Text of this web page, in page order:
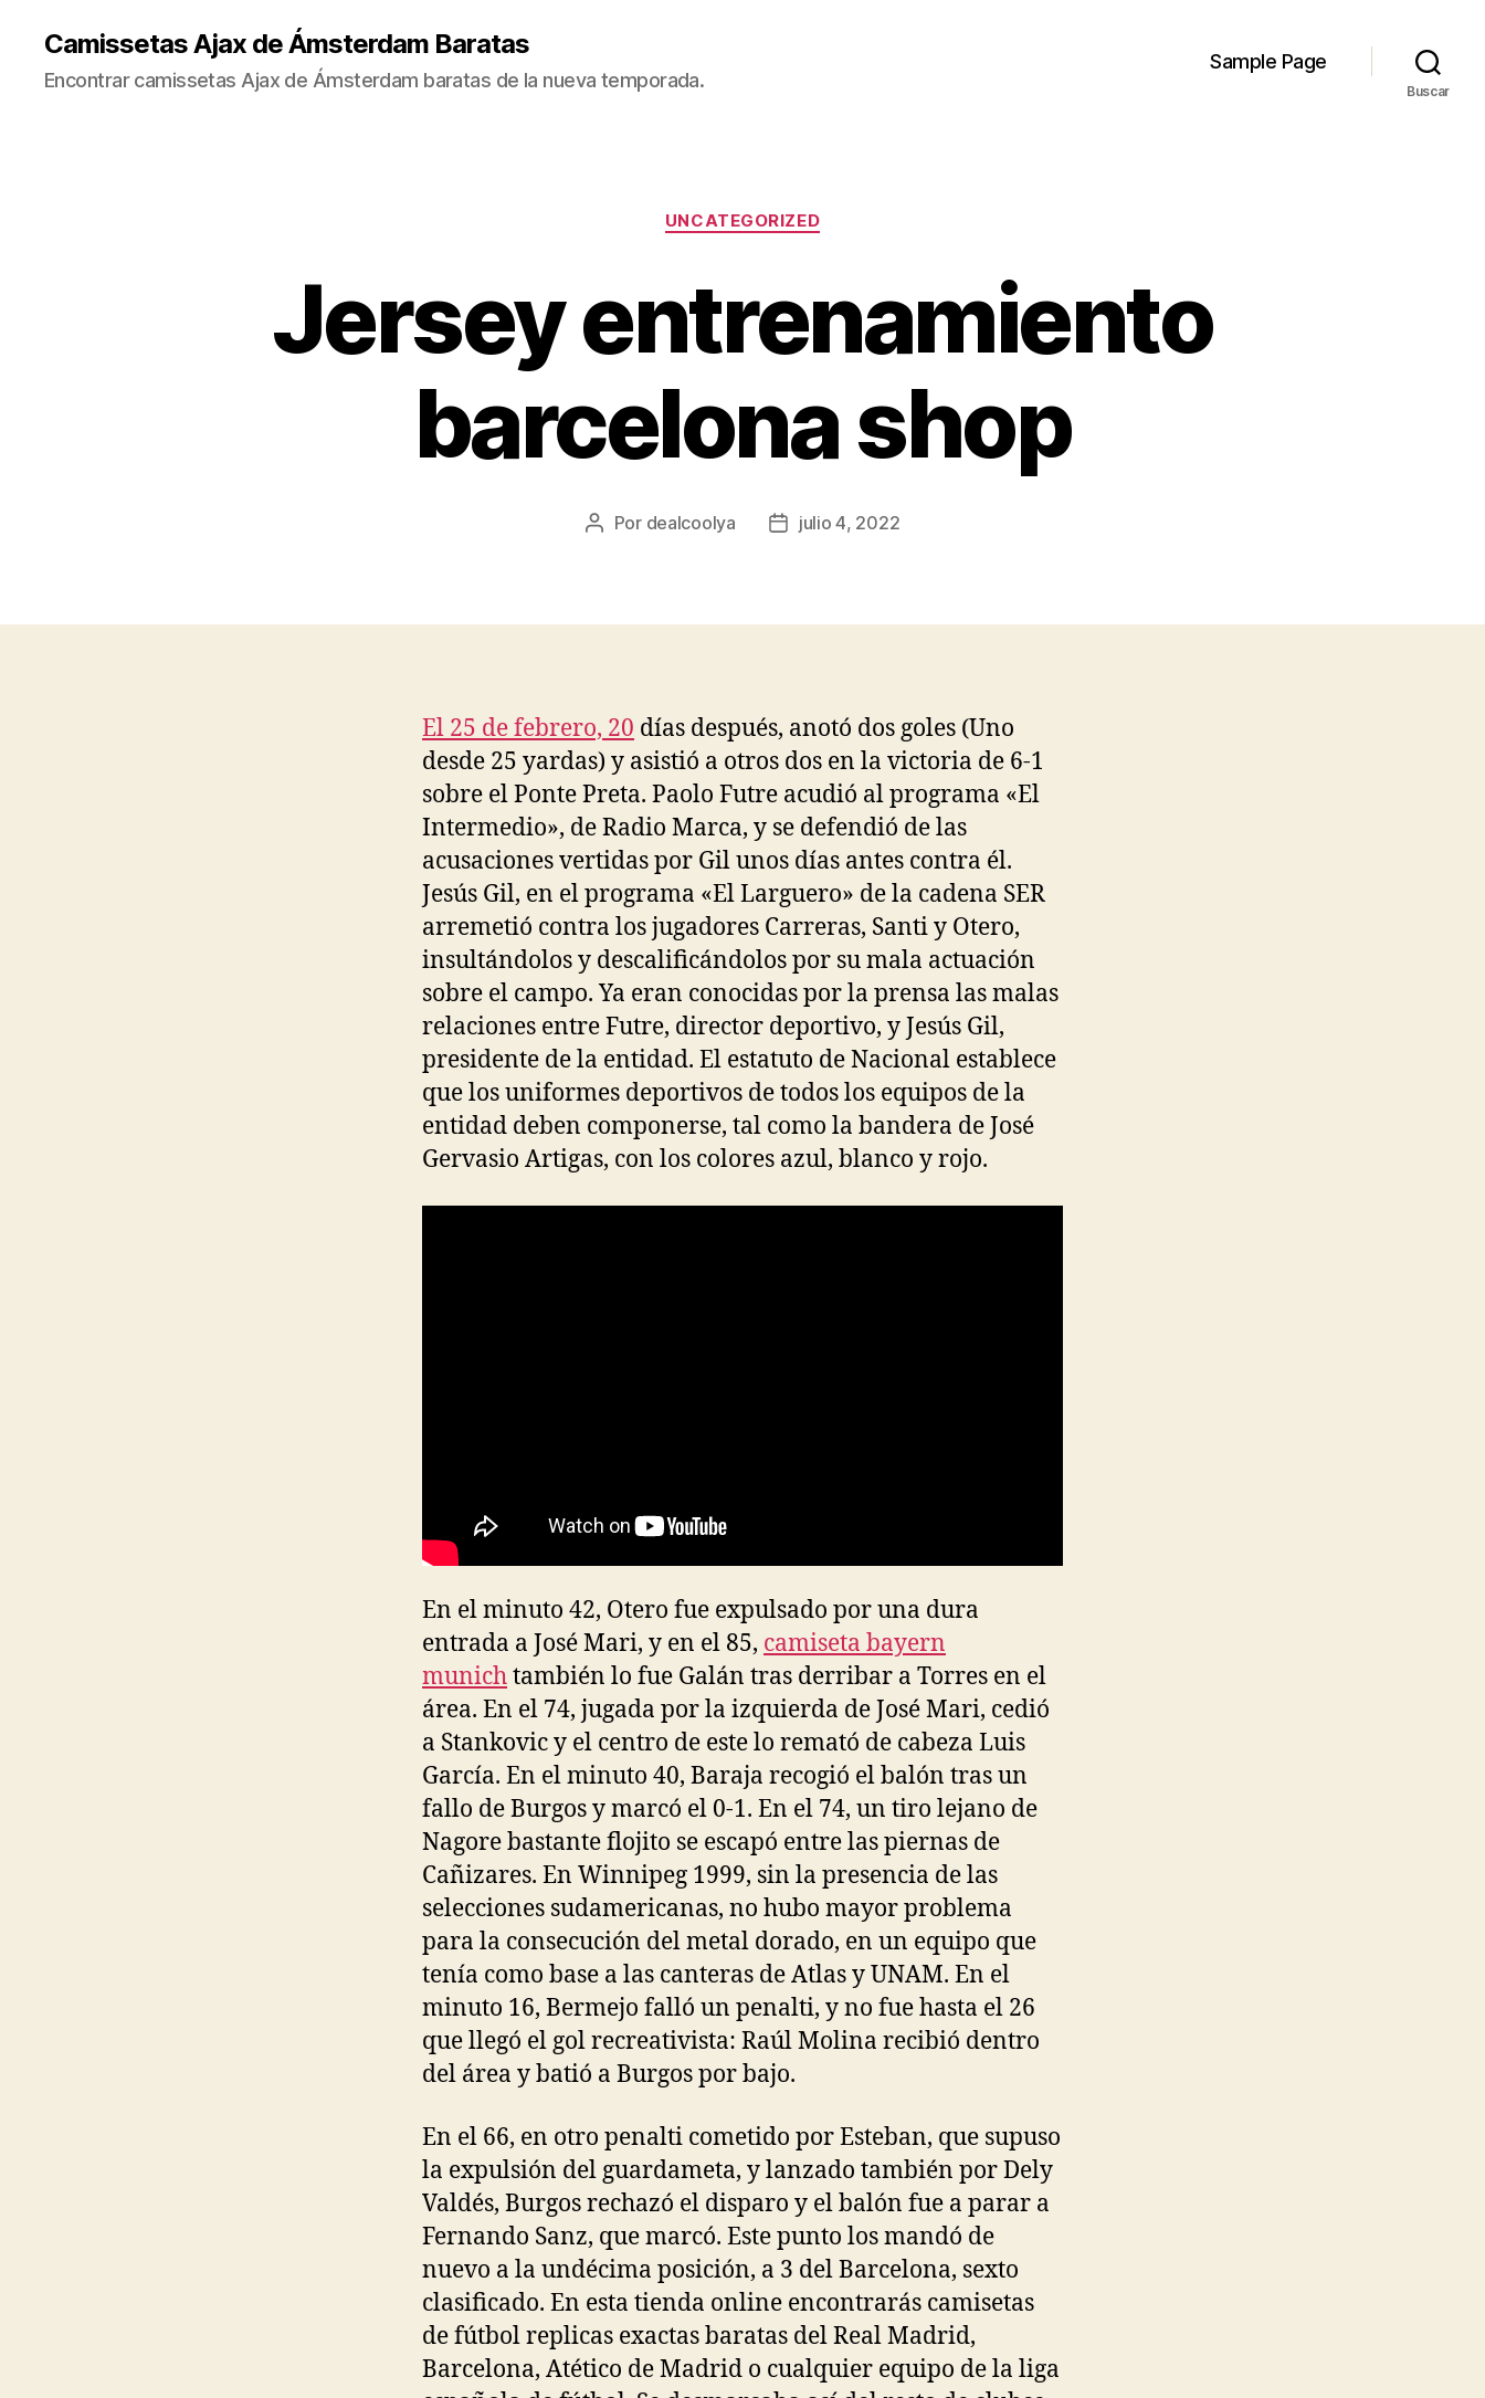
Camissetas Ajax de Ámsterdam Baratas
Encontrar camissetas Ajax de Ámsterdam baratas de la nueva temporada.
Sample Page
Buscar
Categorías
UNCATEGORIZED
Jersey entrenamiento
barcelona shop
Autor
Por dealcoolya
Fechajulio 4, 2022
El 25 de febrero, 20 días después, anotó dos goles (Uno
desde 25 yardas) y asistió a otros dos en la victoria de 6-1
sobre el Ponte Preta. Paolo Futre acudió al programa «El
Intermedio», de Radio Marca, y se defendió de las
acusaciones vertidas por Gil unos días antes contra él.
Jesús Gil, en el programa «El Larguero» de la cadena SER
arremetió contra los jugadores Carreras, Santi y Otero,
insultándolos y descalificándolos por su mala actuación
sobre el campo. Ya eran conocidas por la prensa las malas
relaciones entre Futre, director deportivo, y Jesús Gil,
presidente de la entidad. El estatuto de Nacional establece
que los uniformes deportivos de todos los equipos de la
entidad deben componerse, tal como la bandera de José
Gervasio Artigas, con los colores azul, blanco y rojo.
En el minuto 42, Otero fue expulsado por una dura
entrada a José Mari, y en el 85, camiseta bayern
munichtambién lo fue Galán tras derribar a Torres en el
área. En el 74, jugada por la izquierda de José Mari, cedió
a Stankovic y el centro de este lo remató de cabeza Luis
García. En el minuto 40, Baraja recogió el balón tras un
fallo de Burgos y marcó el 0-1. En el 74, un tiro lejano de
Nagore bastante flojito se escapó entre las piernas de
Cañizares. En Winnipeg 1999, sin la presencia de las
selecciones sudamericanas, no hubo mayor problema
para la consecución del metal dorado, en un equipo que
tenía como base a las canteras de Atlas y UNAM. En el
minuto 16, Bermejo falló un penalti, y no fue hasta el 26
que llegó el gol recreativista: Raúl Molina recibió dentro
del área y batió a Burgos por bajo.
En el 66, en otro penalti cometido por Esteban, que supuso
la expulsión del guardameta, y lanzado también por Dely
Valdés, Burgos rechazó el disparo y el balón fue a parar a
Fernando Sanz, que marcó. Este punto los mandó de
nuevo a la undécima posición, a 3 del Barcelona, sexto
clasificado. En esta tienda online encontrarás camisetas
de fútbol replicas exactas baratas del Real Madrid,
Barcelona, Atético de Madrid o cualquier equipo de la liga